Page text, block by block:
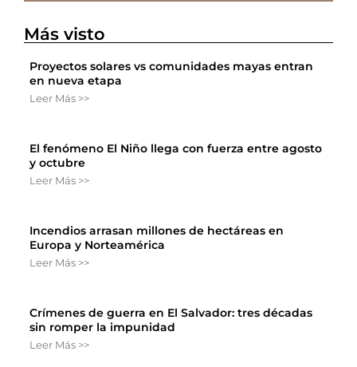
Más visto
Proyectos solares vs comunidades mayas entran
en nueva etapa
Leer Más >>
El fenómeno El Niño llega con fuerza entre agosto
y octubre
Leer Más >>
Incendios arrasan millones de hectáreas en
Europa y Norteamérica
Leer Más >>
Crímenes de guerra en El Salvador: tres décadas
sin romper la impunidad
Leer Más >>